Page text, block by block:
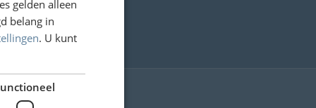
gelden alleen
belang in
. U kunt